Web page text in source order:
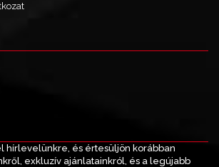
hírlevelünkre, és értesüljön korábban
exkluzív ajánlatainkról, és a legújabb